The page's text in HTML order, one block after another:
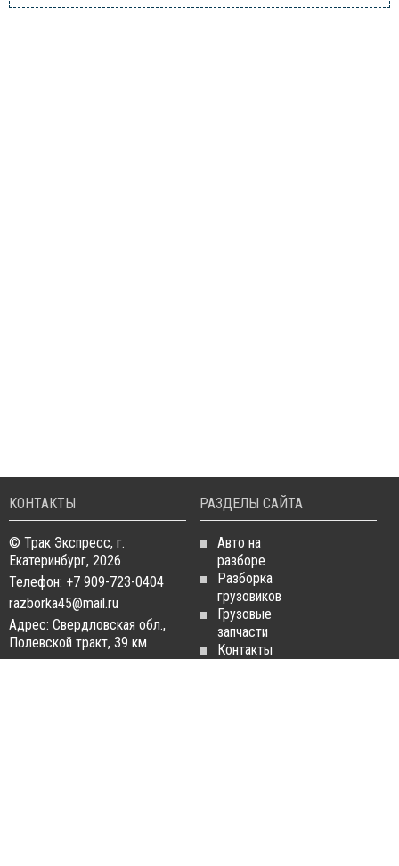
КОНТАКТЫ
© Трак Экспресс, г.
Екатеринбург, 2026
Телефон: +7 909-723-0404
razborka45@mail.ru
Адрес: Свердловская обл.,
Полевской тракт, 39 км
РАЗДЕЛЫ САЙТА
Авто на
разборе
Разборка
грузовиков
Грузовые
запчасти
Контакты